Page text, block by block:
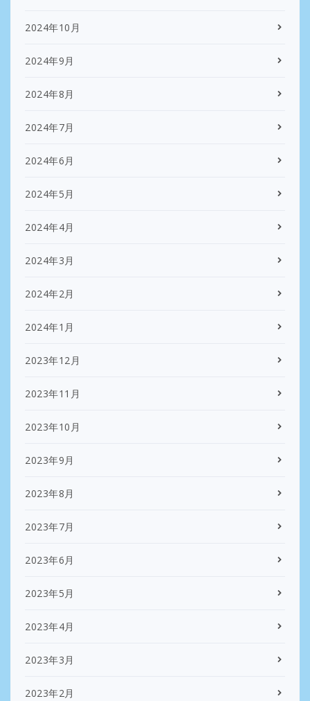
2024年10月
2024年9月
2024年8月
2024年7月
2024年6月
2024年5月
2024年4月
2024年3月
2024年2月
2024年1月
2023年12月
2023年11月
2023年10月
2023年9月
2023年8月
2023年7月
2023年6月
2023年5月
2023年4月
2023年3月
2023年2月